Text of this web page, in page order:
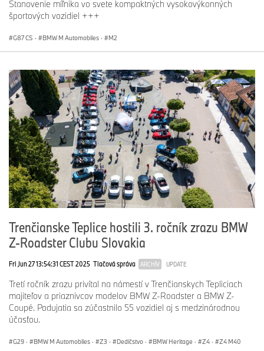
Stanovenie míľnika vo svete kompaktných vysokovýkonných
športových vozidiel +++
G87 CS · BMW M Automobiles · M2
Trenčianske Teplice hostili 3. ročník zrazu BMW
Z-Roadster Clubu Slovakia
Fri Jun 27 13:54:31 CEST 2025 Tlačová správa ARCHÍV UPDATE
Tretí ročník zrazu privítal na námestí v Trenčianskych Tepliciach
majiteľov a priaznivcov modelov BMW Z-Roadster a BMW Z-
Coupé. Podujatia sa zúčastnilo 55 vozidiel aj s medzinárodnou
účasťou.
G29 · BMW M Automobiles · Z3 · Dedičstvo · BMW Heritage · Z4 · Z4 M40